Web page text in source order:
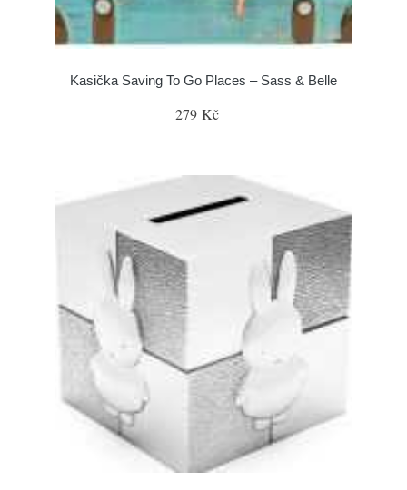
Kasička Saving To Go Places – Sass & Belle
279 Kč